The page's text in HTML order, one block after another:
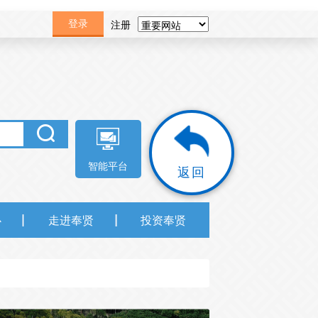
返回
登录 注册
智能平台
走进奉贤 投资奉贤